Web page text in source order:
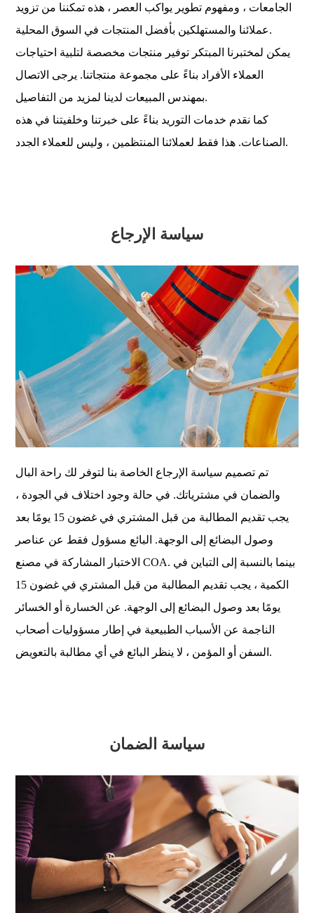
الجامعات ، ومفهوم تطوير يواكب العصر ، هذه تمكننا من تزويد
عملائنا والمستهلكين بأفضل المنتجات في السوق المحلية.
يمكن لمختبرنا المبتكر توفير منتجات مخصصة لتلبية احتياجات
العملاء الأفراد بناءً على مجموعة منتجاتنا. يرجى الاتصال
بمهندس المبيعات لدينا لمزيد من التفاصيل.
كما نقدم خدمات التوريد بناءً على خبرتنا وخلفيتنا في هذه
الصناعات. هذا فقط لعملائنا المنتظمين ، وليس للعملاء الجدد.
سياسة الإرجاع
تم تصميم سياسة الإرجاع الخاصة بنا لتوفر لك راحة البال
والضمان في مشترياتك. في حالة وجود اختلاف في الجودة ،
يجب تقديم المطالبة من قبل المشتري في غضون 15 يومًا بعد
وصول البضائع إلى الوجهة. البائع مسؤول فقط عن عناصر
الاختبار المشاركة في مصنع COA. بينما بالنسبة إلى التباين في
الكمية ، يجب تقديم المطالبة من قبل المشتري في غضون 15
يومًا بعد وصول البضائع إلى الوجهة. عن الخسارة أو الخسائر
الناجمة عن الأسباب الطبيعية في إطار مسؤوليات أصحاب
السفن أو المؤمن ، لا ينظر البائع في أي مطالبة بالتعويض.
سياسة الضمان